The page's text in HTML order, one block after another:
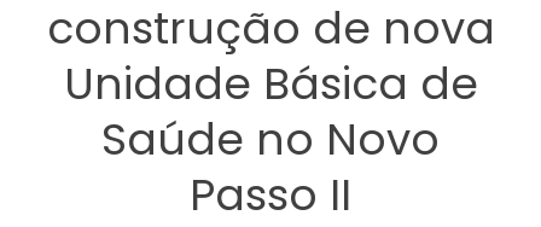
construção de nova
Unidade Básica de
Saúde no Novo
Passo II